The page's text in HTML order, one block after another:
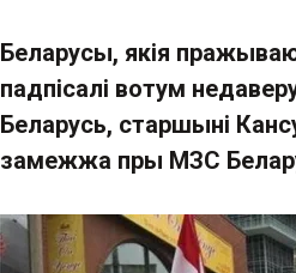
Беларусы, якія
падпісалі вотум
Беларусь, старшыні
замежжа пры МЗС